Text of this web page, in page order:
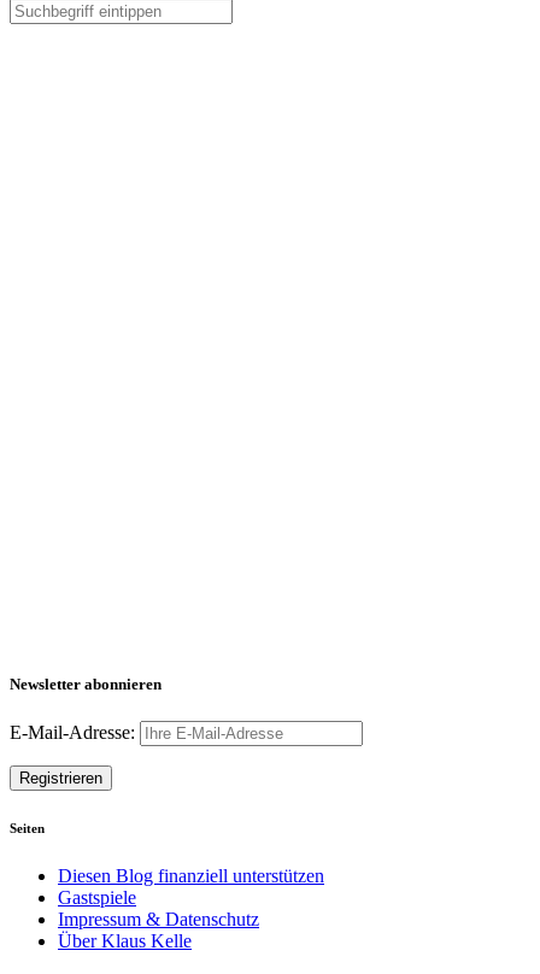
Newsletter abonnieren
E-Mail-Adresse:
Seiten
Diesen Blog finanziell unterstützen
Gastspiele
Impressum & Datenschutz
Über Klaus Kelle